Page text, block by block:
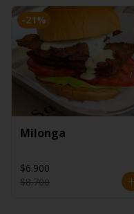
-21%
Milonga
$6.900
$8.700